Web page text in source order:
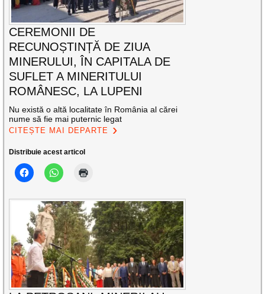
CEREMONII DE
RECUNOȘTINȚĂ DE ZIUA
MINERULUI, ÎN CAPITALA DE
SUFLET A MINERITULUI
ROMÂNESC, LA LUPENI
Nu există o altă localitate în România al cărei
nume să fie mai puternic legat
CITEȘTE MAI DEPARTE
Distribuie acest articol